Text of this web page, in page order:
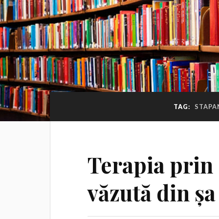
TAG:
Terapia
văzută din șa